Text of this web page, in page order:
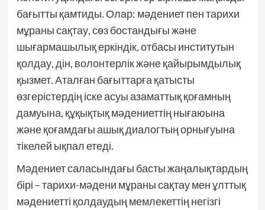
бағытты қамтиды. Олар: мәдениет пен тарихи
мұраны сақтау, сөз бостандығы және
шығармашылық еркіндік, отбасы институтын
қолдау, дін, волонтерлік және қайырымдылық
қызмет. Аталған бағыттарға қатысты
өзгерістердің іске асуы азаматтық қоғамның
дамуына, құқықтық мәдениеттің нығаюына
және қоғамдағы ашық диалогтың орнығуына
тікелей ықпал етеді.
Мәдениет саласындағы басты жаңалықтардың
бірі – тарихи-мәдени мұраны сақтау мен ұлттық
мәдениетті қолдаудың мемлекеттің негізгі